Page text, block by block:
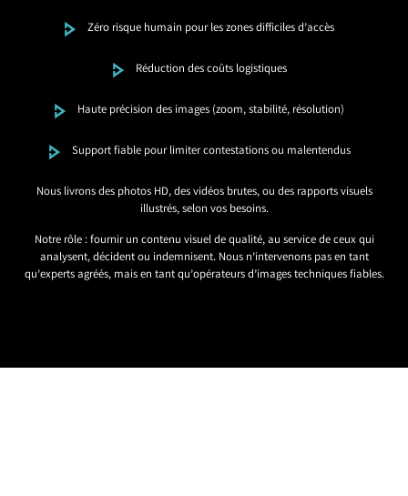
Zéro risque humain pour les zones difficiles d’accès
Réduction des coûts logistiques
Haute précision des images (zoom, stabilité, résolution)
Support fiable pour limiter contestations ou malentendus
Nous livrons des photos HD, des vidéos brutes, ou des rapports visuels
illustrés, selon vos besoins.
Notre rôle : fournir un contenu visuel de qualité, au service de ceux qui
analysent, décident ou indemnisent. Nous n’intervenons pas en tant
qu’experts agréés, mais en tant qu’opérateurs d’images techniques fiables.